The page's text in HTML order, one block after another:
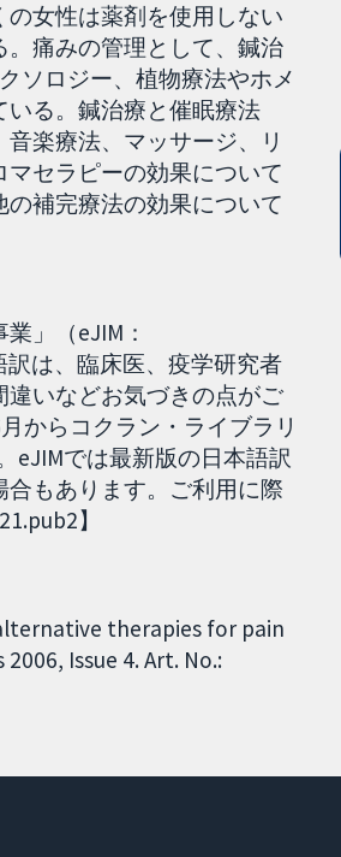
女性は薬剤を使用しない
痛みの管理として、鍼治
ソロジー、植物療法やホメ
る。鍼治療と催眠療法
楽療法、マッサージ、リ
セラピーの効果について
補完療法の効果について
」（eJIM：
は、臨床医、疫学研究者
いなどお気づきの点がご
からコクラン・ライブラリ
eJIMでは最新版の日本語訳
もあります。ご利用に際
】
therapies for pain
Issue 4. Art. No.: